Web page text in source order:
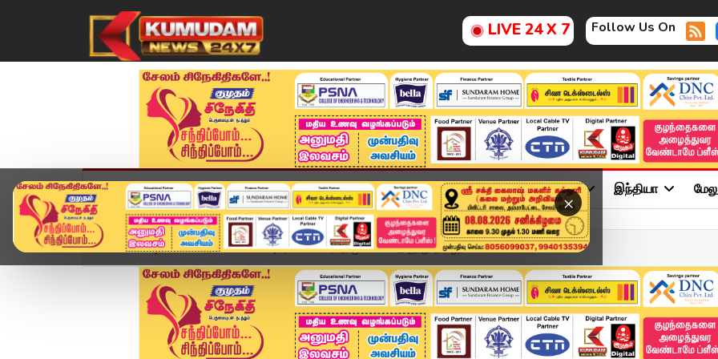
LIVE 24 X 7 Follow Us On
×
முகப்பு விளையாட்டு அண்மை தமிழ்நாடு சினிமா அரசியல் விளையாட்டு இந்தியா
Home வீடியோ ஸ்டோரி TVK Vijay Leader | "திமுகவிடம் இருந்து தமிழ்நாட...